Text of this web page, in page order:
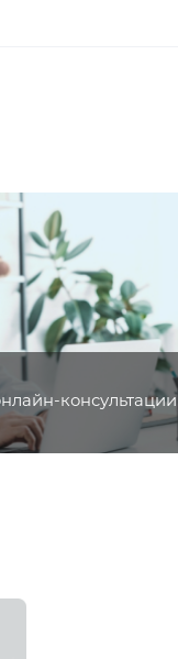
консультации